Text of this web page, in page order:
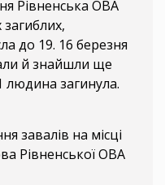
Рівненська ОВА
до 19. 16 березня
й знайшли ще
людина загинула.
завалів на місці
Рівненської ОВА